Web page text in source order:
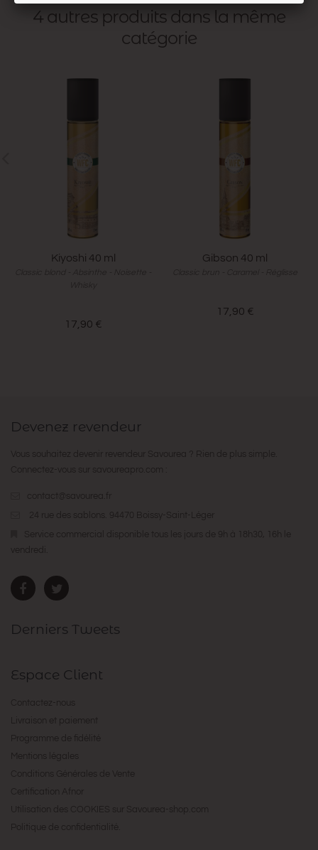
4 autres produits dans la même
catégorie
Kiyoshi 40 ml
17,90 €
Gibson 40 ml
17,90 €
Devenez revendeur
Derniers Tweets
Espace Client